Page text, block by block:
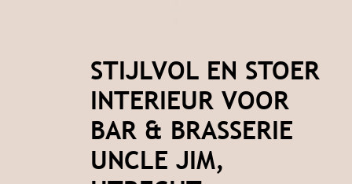
STIJLVOL EN STOER
INTERIEUR VOOR
BAR & BRASSERIE
UNCLE JIM,